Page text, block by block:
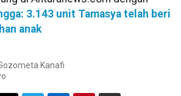
3.143 unit Tamasya telah beri
anak
Kanafi